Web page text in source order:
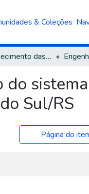
& Coleções
Área do Conhecimento das Engenharias
Sul/RS
Página do